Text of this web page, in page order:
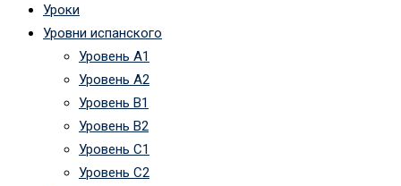
Уроки
Уровни испанского
Уровень А1
Уровень А2
Уровень B1
Уровень B2
Уровень C1
Уровень C2